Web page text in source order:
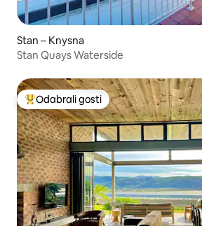
Stan – Knysna
Stan Quays Waterside
Među najviše rangiranima s oznakom
Odabrali gosti